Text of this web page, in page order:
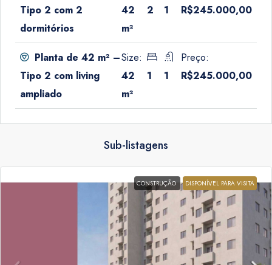
Tipo 2 com 2
dormitórios
42
m²
2 1
R$245.000,00
Planta de 42 m² –
Tipo 2 com living
ampliado
Size:
42
m²
1 1
Preço:
R$245.000,00
Sub-listagens
CONSTRUÇÃO DISPONÍVEL PARA VISITA